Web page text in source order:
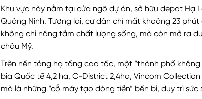
Khu vực này nằm tại cửa ngõ dự án, sở hữu depot
Quảng Ninh. Tương lai, cư dân chỉ mất khoảng 23
không chỉ nâng tầm chất lượng sống, mà còn mở ra
châu Mỹ.
Trên nền tảng hạ tầng cao tốc, một “thành phố
bia Quốc tế 4,2 ha, C-District 2,4ha, Vincom
mà là những “cỗ máy tạo dòng tiền” bền bỉ, duy trì